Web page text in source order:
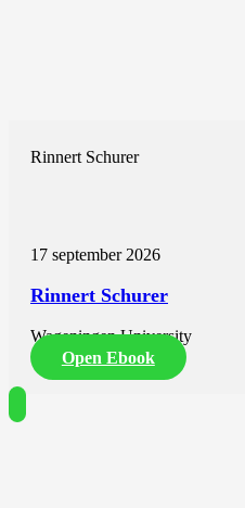
Rinnert Schurer
17 september 2026
Rinnert Schurer
Wageningen University
Open Ebook